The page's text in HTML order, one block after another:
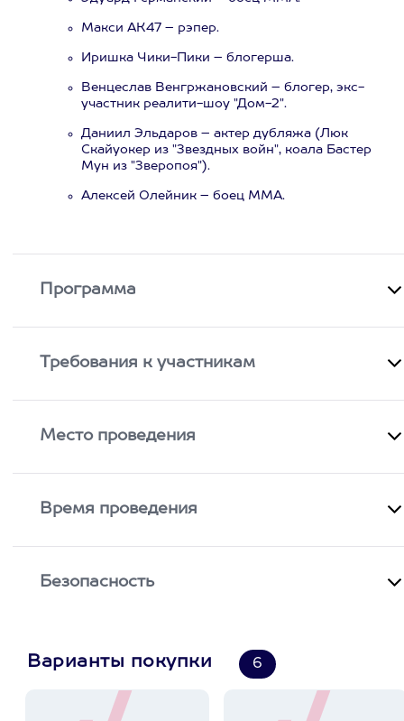
Макси АК47 – рэпер.
Иришка Чики-Пики – блогерша.
Венцеслав Венгржановский – блогер, экс-
участник реалити-шоу "Дом-2".
Даниил Эльдаров – актер дубляжа (Люк
Скайуокер из "Звездных войн", коала Бастер
Мун из "Зверопоя").
Алексей Олейник – боец MMA.
Программа
Требования к участникам
Место проведения
Время проведения
Безопасность
Варианты покупки 6